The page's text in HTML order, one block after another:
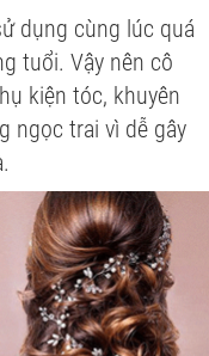
dụng cùng lúc quá
tuổi. Vậy nên cô
kiện tóc, khuyên
ngọc trai vì dễ gây